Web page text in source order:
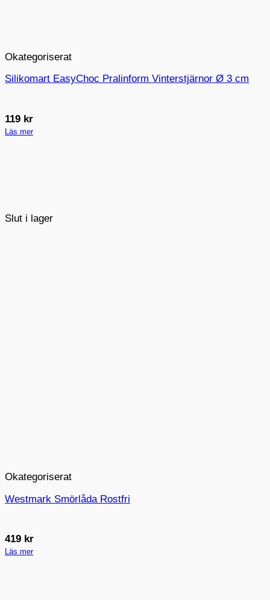
Slut i lager
Okategoriserat
Silikomart EasyChoc Pralinform Vinterstjärnor Ø 3 cm
119 kr
Läs mer
Okategoriserat
Westmark Smörlåda Rostfri
419 kr
Läs mer